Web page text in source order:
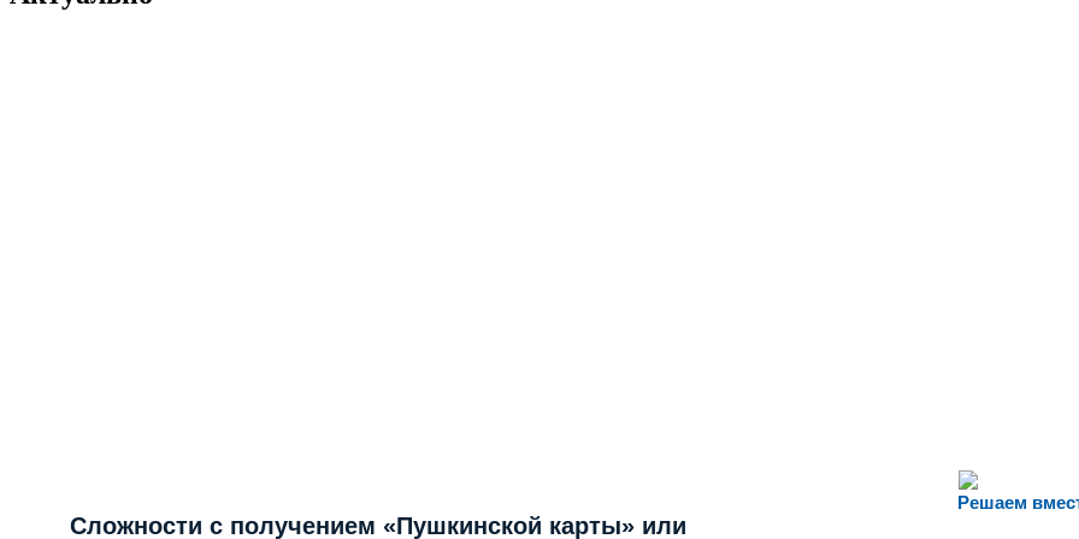
Решаем
Сложности с получением «Пушкинской карты» или